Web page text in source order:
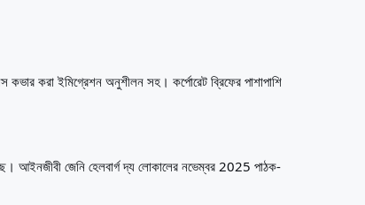
করা ইমিগ্রেশন অনুশীলন সহ। কর্পোরেট ব্রিফের পাশাপাশি
আইনজীবী জেনি হেলবার্গ দ্য লোকালের নভেম্বর 2025 পাঠক-